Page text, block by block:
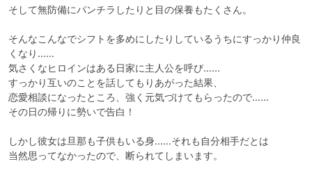
そして無防備にパンチラしたりと目の保養もたくさん。
そんなこんなでシフトを多めにしたりしているうちにすっかり仲良
くなり……
気さくなヒロインはある日家に主人公を呼び……
すっかり互いのことを話してもりあがった結果、
恋愛相談になったところ、強く元気づけてもらったので……
その日の帰りに勢いで告白！
しかし彼女は旦那も子供もいる身……それも自分相手だとは
当然思ってなかったので、断られてしまいます。